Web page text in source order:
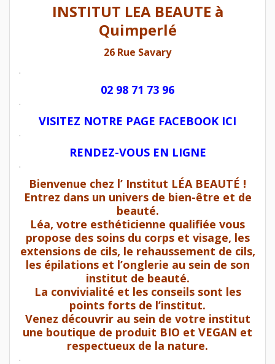
INSTITUT LEA BEAUTE à
Quimperlé
26 Rue Savary
.
02 98 71 73 96
.
VISITEZ NOTRE PAGE FACEBOOK ICI
.
RENDEZ-VOUS EN LIGNE
.
Bienvenue chez l’ Institut LÉA BEAUTÉ !
Entrez dans un univers de bien-être et de
beauté.
Léa, votre esthéticienne qualifiée vous
propose des soins du corps et visage, les
extensions de cils, le rehaussement de cils,
les épilations et l’onglerie au sein de son
institut de beauté.
La convivialité et les conseils sont les
points forts de l’institut.
Venez découvrir au sein de votre institut
une boutique de produit BIO et VEGAN et
respectueux de la nature.
.